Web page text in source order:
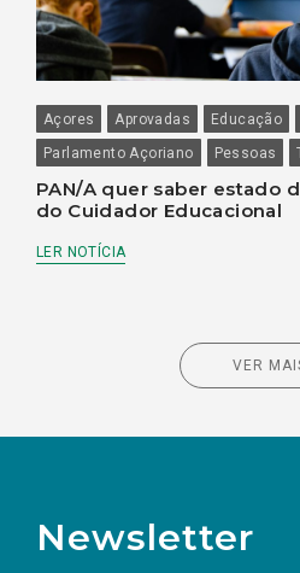
Açores Aprovadas Educação
Parlamento Açoriano
Pessoas
PAN/A quer saber estado
do Cuidador Educacional
LER NOTÍCIA
VER
Newsletter